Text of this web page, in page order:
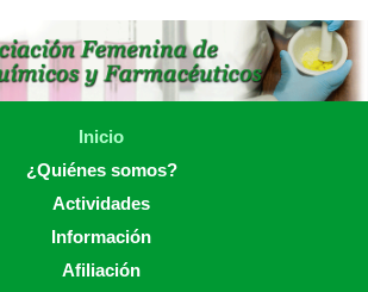
Inicio
¿Quiénes somos?
Actividades
Información
Afiliación